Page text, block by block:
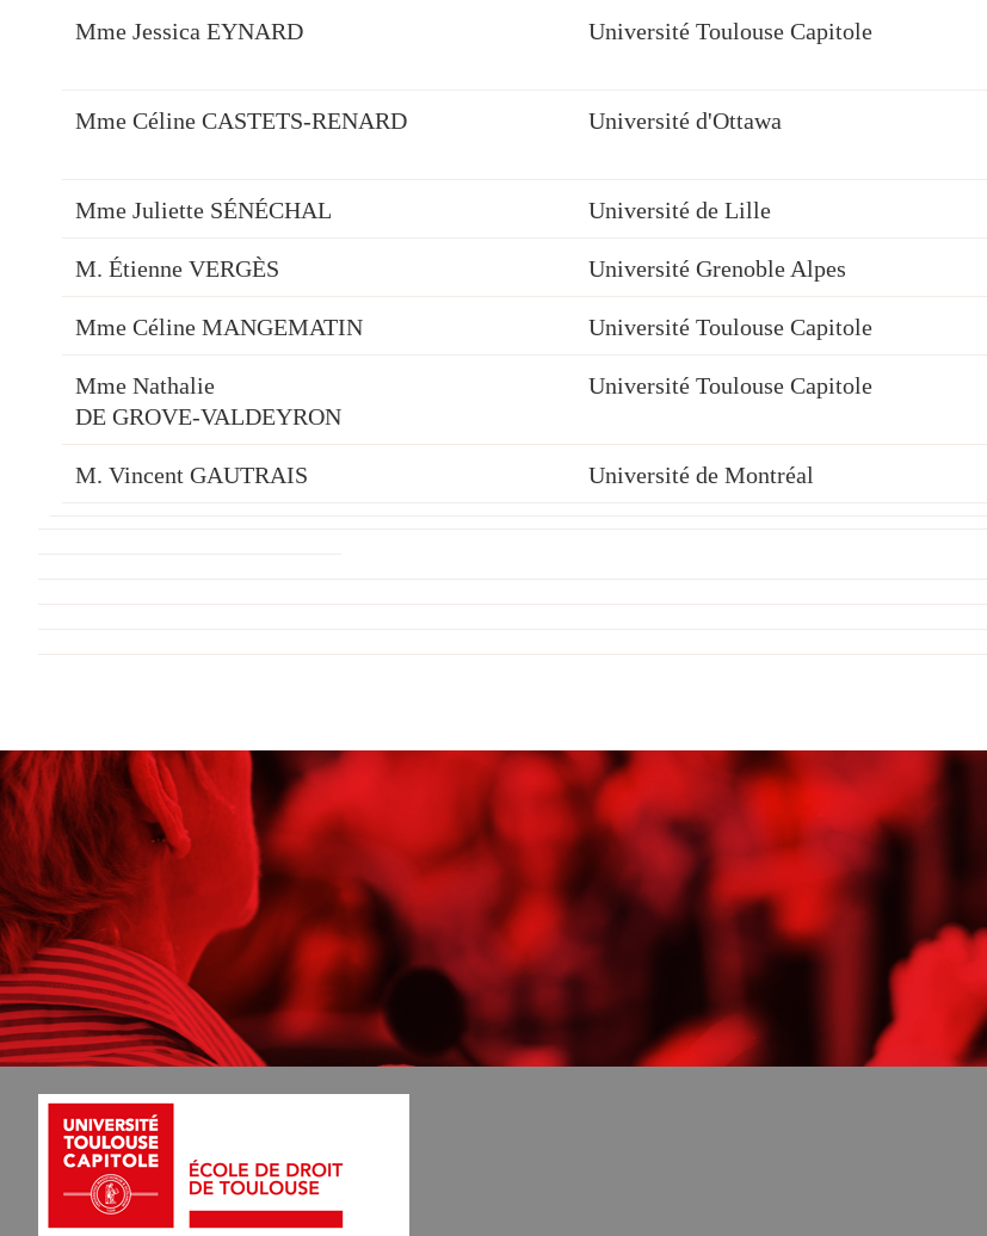
Mme Jessica EYNARD Université Toulouse Capitole
Mme Céline CASTETS-RENARD Université d'Ottawa
Mme Juliette SÉNÉCHAL Université de Lille
M. Étienne VERGÈS Université Grenoble Alpes
Mme Céline MANGEMATIN Université Toulouse Capitole
Mme Nathalie
DE GROVE-VALDEYRON
Université Toulouse Capitole
M. Vincent GAUTRAIS Université de Montréal